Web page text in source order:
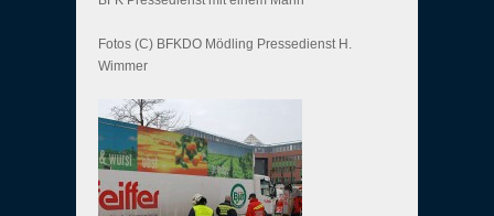
Fotos (C) BFKDO Mödling Pressedienst H.
Wimmer